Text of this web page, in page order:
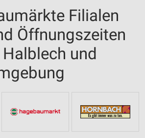
Filialen
Öffnungszeiten
Halblech und